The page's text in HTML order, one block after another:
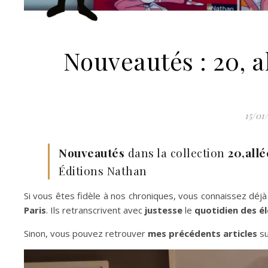
Nouveautés : 20,
15/
Nouveautés dans la collection
Éditions Nathan
Si vous êtes fidèle à nos chroniques, vous connaissez
Paris. Ils retranscrivent avec justesse le quotidien des
Sinon, vous pouvez retrouver mes précédents articles